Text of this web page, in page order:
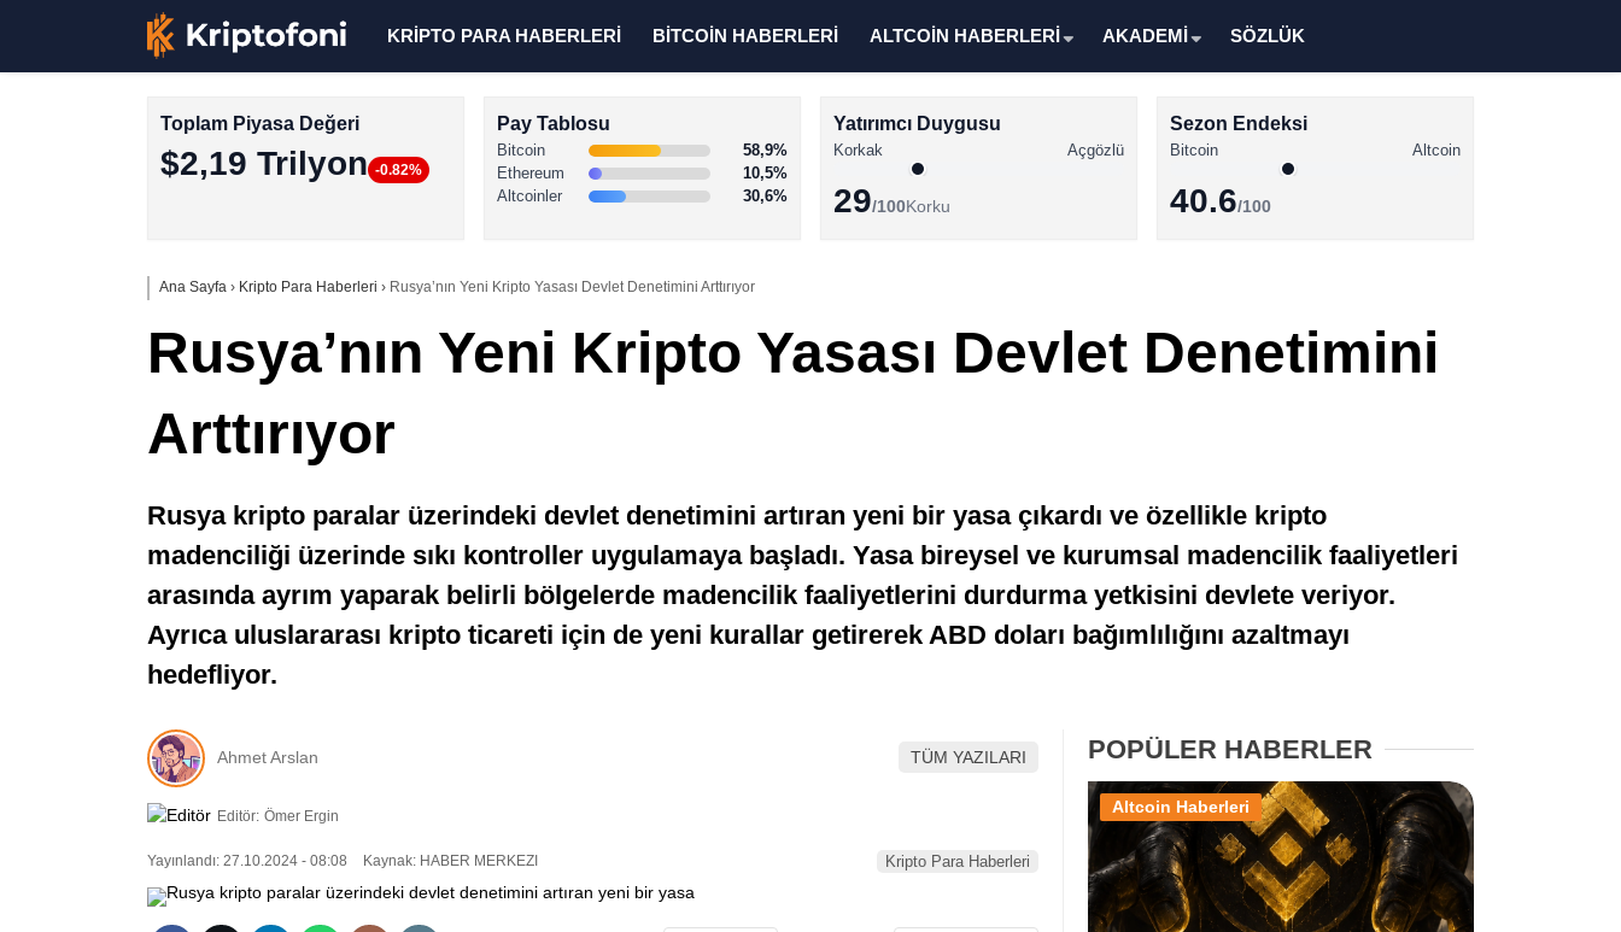
Altcoin Haberleri
Stablecoin Haberleri
Instagram
Youtube
KRİPTO PARA HABERLERİ BİTCOİN HABERLERİ ALTCOİN HABERLERİ AKADEMİ SÖZLÜK
Toplam Piyasa Değeri
$2,19 Trilyon -0.82%
Pay Tablosu
Bitcoin
58,9%
Ethereum
10,5%
Altcoinler
30,6%
Yatırımcı Duygusu
Korkak Açgözlü
29/100Korku
Sezon Endeksi
Bitcoin Altcoin
40.6/100
Ana Sayfa › Kripto Para Haberleri › Rusya’nın Yeni Kripto Yasası Devlet Denetimini Arttırıyor
Rusya’nın Yeni Kripto Yasası Devlet Denetimini
Arttırıyor
Rusya kripto paralar üzerindeki devlet denetimini artıran yeni bir yasa çıkardı ve özellikle kripto
madenciliği üzerinde sıkı kontroller uygulamaya başladı. Yasa bireysel ve kurumsal madencilik faaliyetleri
arasında ayrım yaparak belirli bölgelerde madencilik faaliyetlerini durdurma yetkisini devlete veriyor.
Ayrıca uluslararası kripto ticareti için de yeni kurallar getirerek ABD doları bağımlılığını azaltmayı
hedefliyor.
Ahmet Arslan TÜM YAZILARI
Editör: Ömer Ergin
Yayınlandı: 27.10.2024 - 08:08 Kaynak: HABER MERKEZI Kripto Para Haberleri
POPÜLER HABERLER
Altcoin Haberleri